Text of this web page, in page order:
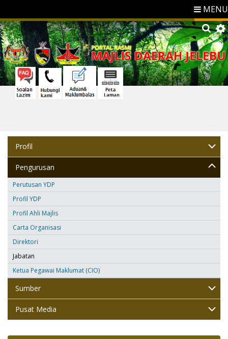
MENU
Profil
Pengurusan
Perutusan YDP
Profil YDP
Profil Ahli Majlis
Carta Organisasi
Direktori
Jabatan
Ketua Pegawai Maklumat (CIO)
Sumber
Pusat Media